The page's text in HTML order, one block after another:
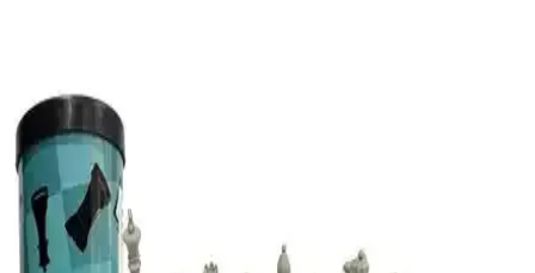
Star Satranç Klasik Büyük Boy, estetik tasarımı ve büyük
boyutlarıyla satranç tutkunlarına uygun, kaliteli ve şık bir satranç
setidir. Dayanıklı ahşap ve taşların tasarımıyla öne çıkar, ancak kalite
ve saklama alanında geliştirmeler gerekebilir.
Yeni Profesyonel Satranç Turnuva Takımı
İncelemesi ve Özellikleri